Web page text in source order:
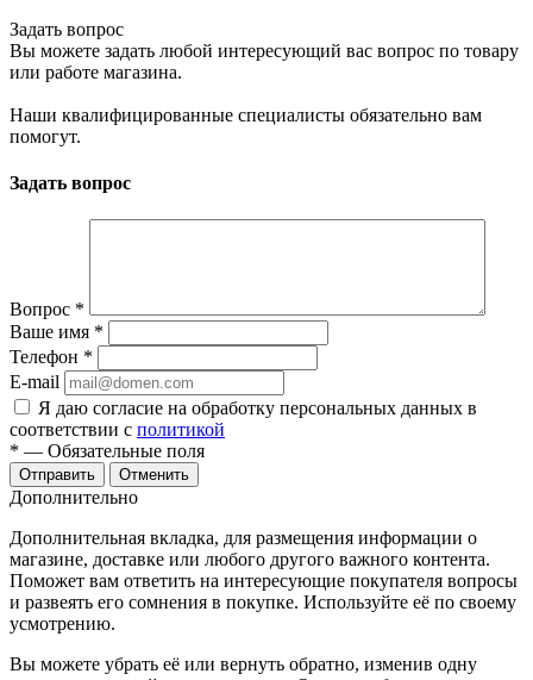
Задать вопрос
Вы можете задать любой интересующий вас вопрос по товару
или работе магазина.
Наши квалифицированные специалисты обязательно вам
помогут.
Задать вопрос
Вопрос *
Ваше имя *
Телефон *
E-mail
Я даю согласие на обработку персональных данных в
соответствии с политикой
* — Обязательные поля
Отменить
Дополнительно
Дополнительная вкладка, для размещения информации о
магазине, доставке или любого другого важного контента.
Поможет вам ответить на интересующие покупателя вопросы
и развеять его сомнения в покупке. Используйте её по своему
усмотрению.
Вы можете убрать её или вернуть обратно, изменив одну